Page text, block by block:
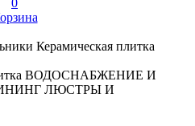
0
Керамическая плитка
ВОДОСНАБЖЕНИЕ И
ЛЮСТРЫ И